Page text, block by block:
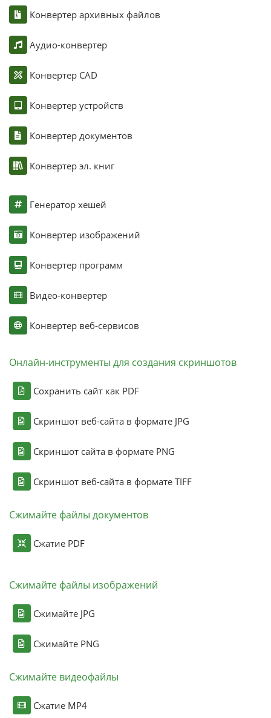
Конвертер архивных файлов
Аудио-конвертер
Конвертер CAD
Конвертер устройств
Конвертер документов
Конвертер эл. книг
Генератор хешей
Конвертер изображений
Конвертер программ
Видео-конвертер
Конвертер веб-сервисов
Онлайн-инструменты для создания скриншотов
Сохранить сайт как PDF
Скриншот веб-сайта в формате JPG
Скриншот сайта в формате PNG
Скриншот веб-сайта в формате TIFF
Сжимайте файлы документов
Сжатие PDF
Сжимайте файлы изображений
Сжимайте JPG
Сжимайте PNG
Сжимайте видеофайлы
Сжатие MP4